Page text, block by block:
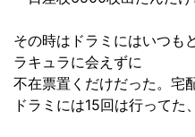
その時はドラミにはいつも
ラキュラに会えずに
不在票置くだけだった。宅
ドラミには15回は行ってた、